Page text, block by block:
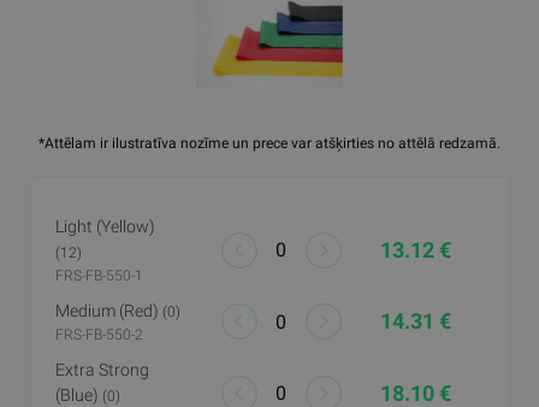
*Attēlam ir ilustratīva nozīme un prece var atšķirties no attēlā redzamā.
Light (yellow)
(12)
FRS-FB-550-1
13.12 €
Medium (red) (0)
FRS-FB-550-2
14.31 €
Extra Strong
(blue) (0)
18.10 €